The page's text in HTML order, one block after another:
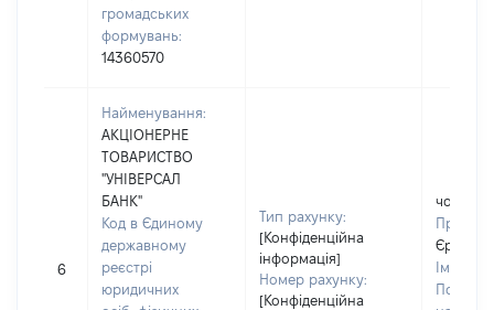
громадських
формувань:
14360570
6
Найменування:
АКЦІОНЕРНЕ
ТОВАРИСТВО
"УНІВЕРСАЛ
БАНК"
Код в Єдиному
державному
реєстрі
юридичних
Тип рахунку:
[Конфіденційна
інформація]
Номер рахунку:
[Конфіденційна
чоловік
Єрьомін
Ім'я:
По